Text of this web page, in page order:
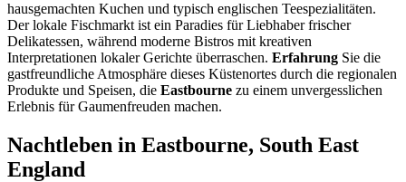
hausgemachten Kuchen und typisch englischen Teespezialitäten.
Der lokale Fischmarkt ist ein Paradies für Liebhaber frischer
Delikatessen, während moderne Bistros mit kreativen
Interpretationen lokaler Gerichte überraschen. Erfahrung Sie die
gastfreundliche Atmosphäre dieses Küstenortes durch die regionalen
Produkte und Speisen, die Eastbourne zu einem unvergesslichen
Erlebnis für Gaumenfreuden machen.
Nachtleben in Eastbourne, South East
England